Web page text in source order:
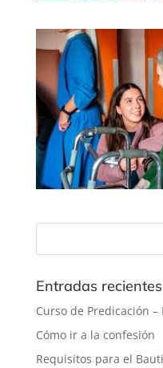
Entradas recientes
Curso de Predicación
Cómo ir a la confesión
Requisitos para el